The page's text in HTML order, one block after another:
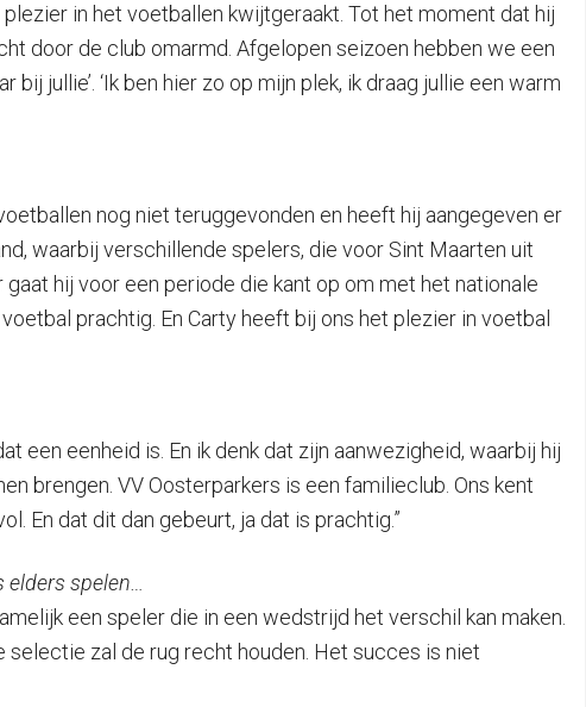
in het voetballen kwijtgeraakt. Tot het moment dat hij
door de club omarmd. Afgelopen seizoen hebben we een
jullie’. ‘Ik ben hier zo op mijn plek, ik draag jullie een warm
nog niet teruggevonden en heeft hij aangegeven er
waarbij verschillende spelers, die voor Sint Maarten uit
hij voor een periode die kant op om met het nationale
prachtig. En Carty heeft bij ons het plezier in voetbal
een eenheid is. En ik denk dat zijn aanwezigheid, waarbij hij
brengen. VV Oosterparkers is een familieclub. Ons kent
En dat dit dan gebeurt, ja dat is prachtig.”
spelen…
een speler die in een wedstrijd het verschil kan maken.
selectie zal de rug recht houden. Het succes is niet